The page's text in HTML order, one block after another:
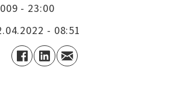
- 23:00
- 08:51